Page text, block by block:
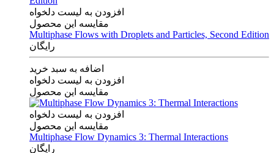
افزودن به لیست دلخواه
مقایسه این محصول
Multiphase Flows with Droplets and Particles, Second Edition
رایگان
اضافه به سبد خرید
افزودن به لیست دلخواه
مقایسه این محصول
افزودن به لیست دلخواه
مقایسه این محصول
Multiphase Flow Dynamics 3: Thermal Interactions
رایگان